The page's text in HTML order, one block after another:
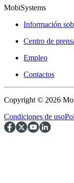
MobiSystems
Información
Centro de
Empleo
Contactos
Copyright © 2026
Condiciones de uso